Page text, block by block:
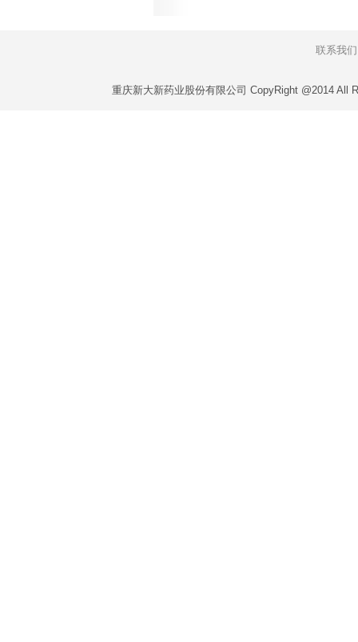
联系我们
重庆新大新药业股份有限公司 CopyRight @2014